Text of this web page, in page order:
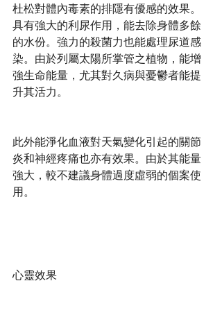
杜松對體內毒素的排隱有優感的效果。
具有強大的利尿作用，能去除身體多餘
的水份。強力的殺菌力也能處理尿道感
染。由於列屬太陽所掌管之植物，能增
強生命能量，尤其對久病與憂鬱者能提
升其活力。
此外能淨化血液對天氣變化引起的關節
炎和神經疼痛也亦有效果。由於其能量
強大，較不建議身體過度虛弱的個案使
用。
心靈效果